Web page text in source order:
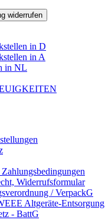
widerrufen
in D
in A
in NL
Widerrufsformular
/ VerpackG
Altgeräte-Entsorgung
- BattG